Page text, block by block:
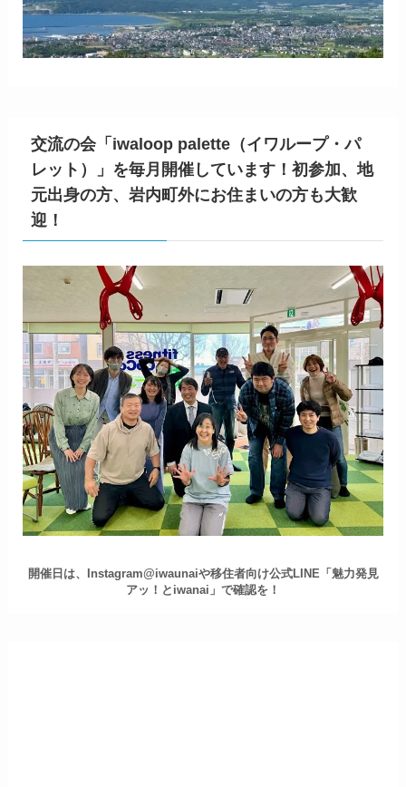
交流の会「iwaloop palette（イワループ・パ
レット）」を毎月開催しています！初参加、地
元出身の方、岩内町外にお住まいの方も大歓
迎！
開催日は、Instagram@iwaunaiや移住者向け公式LINE「魅力発見
アッ！とiwanai」で確認を！